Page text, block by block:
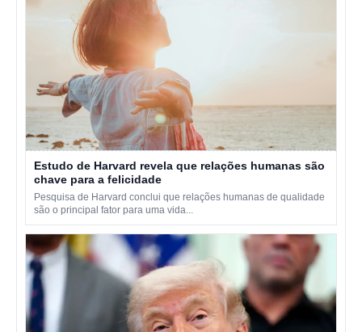
Estudo de Harvard revela que relações humanas são
chave para a felicidade
Pesquisa de Harvard conclui que relações humanas de qualidade
são o principal fator para uma vida...